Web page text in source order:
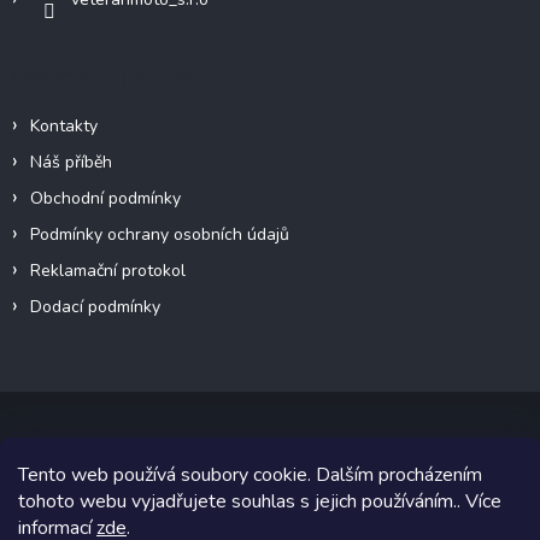
Tento web používá soubory cookie. Dalším procházením
tohoto webu vyjadřujete souhlas s jejich používáním.. Více
informacízde.
Kontakty
Náš příběh
Obchodní podmínky
Podmínky ochrany osobních údajů
Reklamační protokol
Dodací podmínky
Copyright 2026VeteránMoto s.r.o.. Všechna práva vyhrazena.
Grafický návrh vytvořil a na Shoptet implementoval